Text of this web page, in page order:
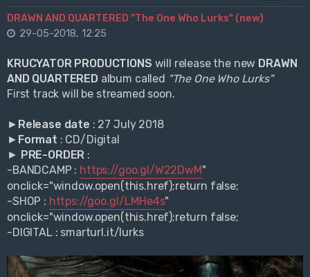
DRAWN AND QUARTERED "The One Who Lurks" (new)
29-05-2018, 12:25
KRUCYATOR PRODUCTIONS will release the new DRAWN
AND QUARTERED album called "The One Who Lurks"
First track will be streamed soon.
► Release date : 27 July 2018
► Format : CD/Digital
► PRE-ORDER :
-BANDCAMP : https://goo.gl/W22DwM"
onclick="window.open(this.href);return false;
-SHOP : https://goo.gl/LMHe4s"
onclick="window.open(this.href);return false;
-DIGITAL : smarturl.it/lurks